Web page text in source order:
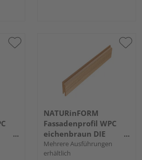
NATURinFORM
Fassadenprofil WPC
eichenbraun DIE
GESTALTENDE
EXKLUSIV - 70x17mm
Mehrere Ausführungen
erhältlich